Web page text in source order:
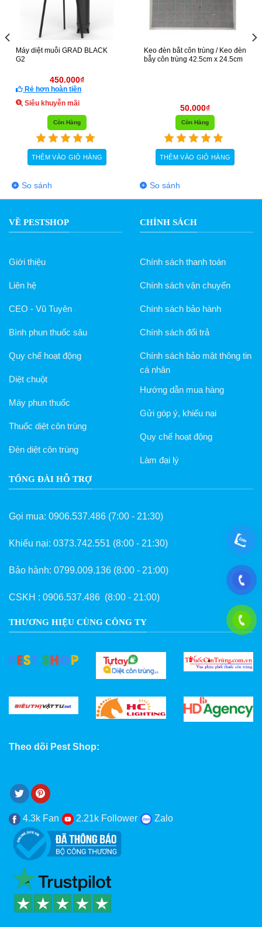
Máy diệt muỗi GRAD BLACK
G2
450.000₫
Rẻ hơn hoàn tiền
Siêu khuyễn mãi
Còn Hàng
THÊM VÀO GIỎ HÀNG
So sánh
Keo đèn bắt côn trùng / Keo đèn
bẫy côn trùng 42.5cm x 24.5cm
50.000₫
Còn Hàng
THÊM VÀO GIỎ HÀNG
So sánh
VỀ PESTSHOP
Giới thiệu
Liên hệ
CEO - Vũ Tuyên
Bình phun thuốc sâu
Quy chế hoạt động
Diệt chuột
Máy phun thuốc
Thuốc diệt côn trùng
Đèn diệt côn trùng
CHÍNH SÁCH
Chính sách thanh toán
Chính sách vận chuyển
Chính sách bảo hành
Chính sách đổi trả
Chính sách bảo mật thông tin
cá nhân
Hướng dẫn mua hàng
Gửi góp ý, khiếu nại
Quy chế hoạt động
Làm đại lý
TỔNG ĐÀI HỖ TRỢ
Gọi mua: 0906.537.486 (7:00 - 21:30)
Khiếu nại: 0373.742.551 (8:00 - 21:30)
Bảo hành: 0799.009.136 (8:00 - 21:00)
CSKH : 0906.537.486 (8:00 - 21:00)
THƯƠNG HIỆU CÙNG CÔNG TY
Theo dõi Pest Shop:
4.3k Fan 2.21k Follower Zalo